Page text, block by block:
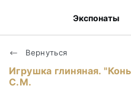
Экспонаты
Вернуться
Игрушка глиняная.
С.М.